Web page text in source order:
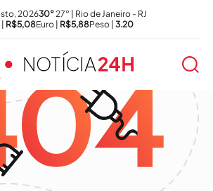
202630°27° | Rio de Janeiro - RJ
R$5,08Euro | R$5,88Peso | 3.20